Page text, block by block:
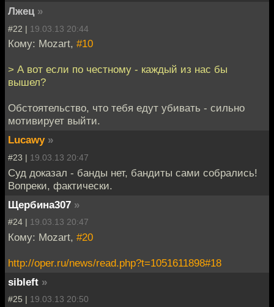
Лжец »
#22 | 19.03.13 20:44
Кому: Mozart, #10
> А вот если по честному - каждый из нас бы
вышел?
Обстоятельство, что тебя едут убивать - сильно
мотивирует выйти.
Lucawy »
#23 | 19.03.13 20:47
Суд доказал - банды нет, бандиты сами собрались!
Вопреки, фактически.
Щербина307 »
#24 | 19.03.13 20:47
Кому: Mozart, #20
http://oper.ru/news/read.php?t=1051611898#18
sibleft »
#25 | 19.03.13 20:50